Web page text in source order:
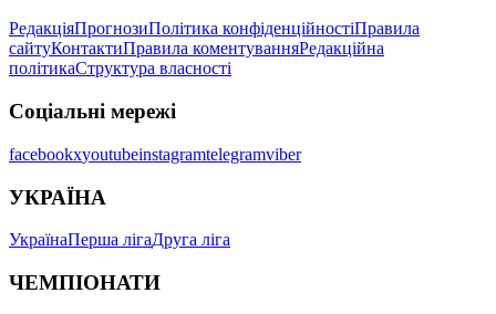
РедакціяПрогнозиПолітика конфіденційностіПравила
сайтуКонтактиПравила коментуванняРедакційна
політикаСтруктура власності
Соціальні мережі
facebookxyoutubeinstagramtelegramviber
УКРАЇНА
УкраїнаПерша лігаДруга ліга
ЧЕМПІОНАТИ